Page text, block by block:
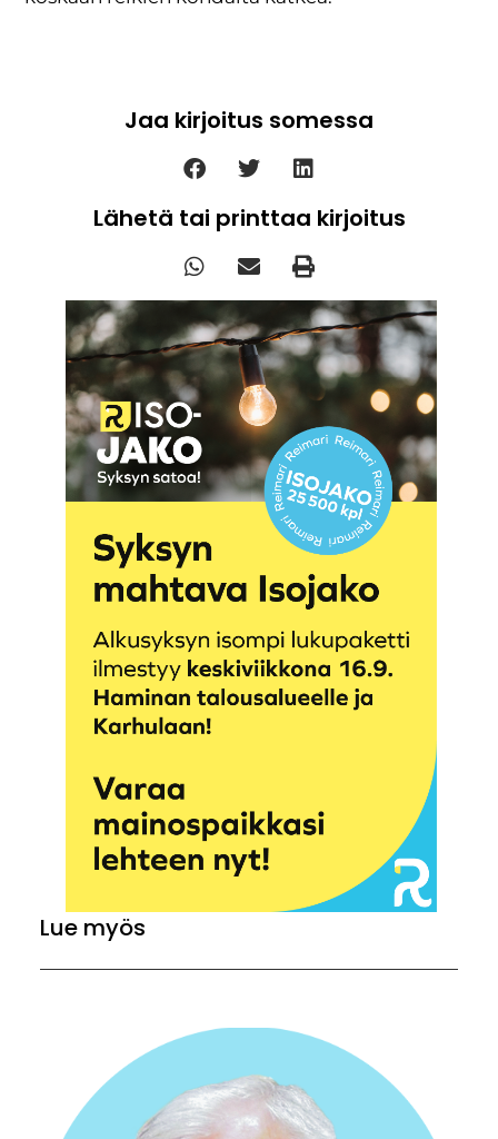
Jaa kirjoitus somessa
Lähetä tai printtaa kirjoitus
Lue myös